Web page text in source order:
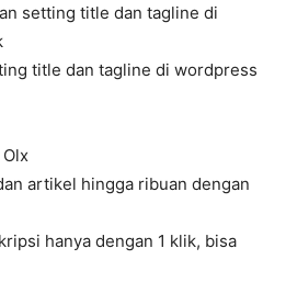
setting title dan tagline di
title dan tagline di wordpress
artikel hingga ribuan dengan
hanya dengan 1 klik, bisa